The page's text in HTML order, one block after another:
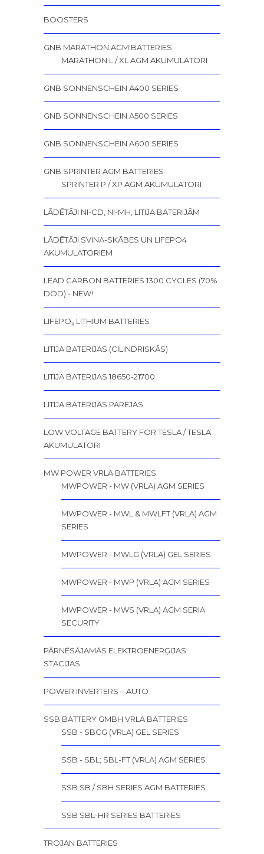
BOOSTERS
GNB MARATHON AGM BATTERIES
MARATHON L / XL AGM AKUMULATORI
GNB SONNENSCHEIN A400 SERIES
GNB SONNENSCHEIN A500 SERIES
GNB SONNENSCHEIN A600 SERIES
GNB SPRINTER AGM BATTERIES
SPRINTER P / XP AGM AKUMULATORI
LĀDĒTĀJI NI-CD, NI-MH, LITIJA BATERIJĀM
LĀDĒTĀJI SVINA-SKĀBES UN LIFEPO4
AKUMULATORIEM
LEAD CARBON BATTERIES 1300 CYCLES (70%
DOD) - NEW!
LIFEPO₄ LITHIUM BATTERIES
LITIJA BATERIJAS (CILINDRISKĀS)
LITIJA BATERIJAS 18650-21700
LITIJA BATERIJAS PĀRĒJĀS
LOW VOLTAGE BATTERY FOR TESLA / TESLA
AKUMULATORI
MW POWER VRLA BATTERIES
MWPOWER - MW (VRLA) AGM SERIES
MWPOWER - MWL & MWLFT (VRLA) AGM
SERIES
MWPOWER - MWLG (VRLA) GEL SERIES
MWPOWER - MWP (VRLA) AGM SERIES
MWPOWER - MWS (VRLA) AGM SERIA
SECURITY
PĀRNĒSĀJAMĀS ELEKTROENERĢIJAS
STACIJAS
POWER INVERTERS – AUTO
SSB BATTERY GMBH VRLA BATTERIES
SSB - SBCG (VRLA) GEL SERIES
SSB - SBL; SBL-FT (VRLA) AGM SERIES
SSB SB / SBH SERIES AGM BATTERIES
SSB SBL-HR SERIES BATTERIES
TROJAN BATTERIES